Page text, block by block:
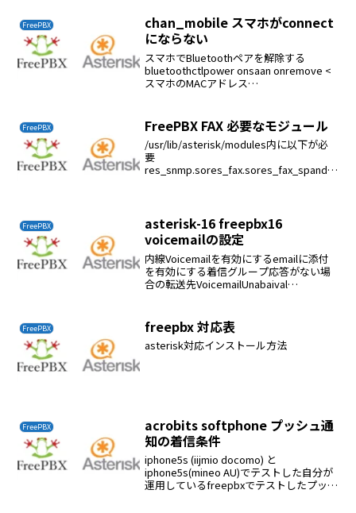
ping した...
FreePBX
chan_mobile スマホがconnect
にならない
スマホでBluetoothペアを解除する
bluetoothctlpower onsaan onremove <
スマホのMACアドレス
FreePBX FreePBX FAX 必要なモジュール
/usr/lib/asterisk/modules内に以下が必
要
res_snmp.sores_fax.sores_fax_spands
FreePBX
asterisk-16 freepbx16
voicemailの設定
内線Voicemailを有効にするemailに添付
を有効にする着信グループ応答がない場
合の転送先VoicemailUnabaival
FreePBX freepbx 対応表
asterisk対応インストール方法
FreePBX
acrobits softphone プッシュ通
知の着信条件
iphone5s (iijmio docomo) と
iphone5s(mineo AU)でテストした自分が
運用しているfreepbxでテストしたプッシ